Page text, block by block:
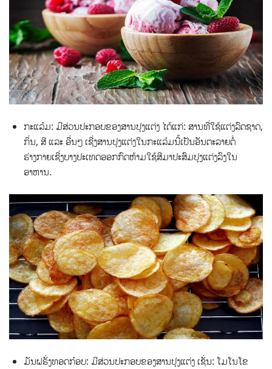
ກະແລ໋ມ: ມີສ່ວນປະກອບຂອງສານປຸງແຕ່ງ ໄດ້ແກ່: ສານທີ່ໃຊ້ແຕ່ງລົດຊາດ,
ກິ່ນ, ສີ ແລະ ອື່ນໆ ເຊີ່ງສານປຸງແຕ່ງໃນກະແລ໋ມນີ້ເປັນອັນຕະລາຍຕໍ່
ຮ່າງກາຍເຊີ່ງບາງປະເທດອອກກົດຫ້າມໃຊ້ສີມາປະສົມປຸງແຕ່ງລົງໃນ
ອາຫານ.
ມັນຝຣັ່ງທອດກ໋ອບ: ມີສ່ວນປະກອບຂອງສານປຸງແຕ່ງ ເຊັ່ນ: ໂມໂນໂຂ